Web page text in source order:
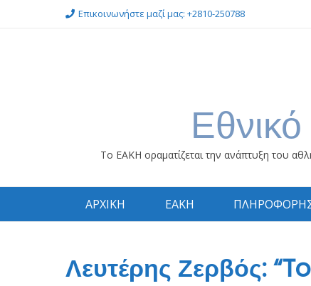
Επικοινωνήστε μαζί μας: +2810-250788
Το ΕΑΚΗ οραματίζεται την ανάπτυξη του
ΑΡΧΙΚΗ ΕΑΚΗ
Λευτέρης Ζερβός: